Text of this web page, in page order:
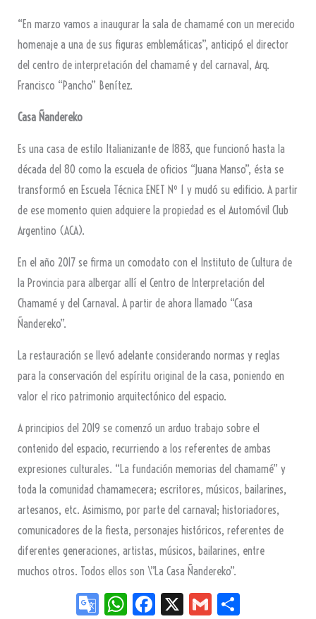
“En marzo vamos a inaugurar la sala de chamamé con un merecido
homenaje a una de sus figuras emblemáticas”, anticipó el director
del centro de interpretación del chamamé y del carnaval, Arq.
Francisco “Pancho” Benítez.
Casa Ñandereko
Es una casa de estilo Italianizante de 1883, que funcionó hasta la
década del 80 como la escuela de oficios “Juana Manso”, ésta se
transformó en Escuela Técnica ENET Nº 1 y mudó su edificio. A partir
de ese momento quien adquiere la propiedad es el Automóvil Club
Argentino (ACA).
En el año 2017 se firma un comodato con el Instituto de Cultura de
la Provincia para albergar allí el Centro de Interpretación del
Chamamé y del Carnaval. A partir de ahora llamado “Casa
Ñandereko”.
La restauración se llevó adelante considerando normas y reglas
para la conservación del espíritu original de la casa, poniendo en
valor el rico patrimonio arquitectónico del espacio.
A principios del 2019 se comenzó un arduo trabajo sobre el
contenido del espacio, recurriendo a los referentes de ambas
expresiones culturales. “La fundación memorias del chamamé” y
toda la comunidad chamamecera; escritores, músicos, bailarines,
artesanos, etc. Asimismo, por parte del carnaval; historiadores,
comunicadores de la fiesta, personajes históricos, referentes de
diferentes generaciones, artistas, músicos, bailarines, entre
muchos otros. Todos ellos son \”La Casa Ñandereko”.
Go W
Fa
X
G